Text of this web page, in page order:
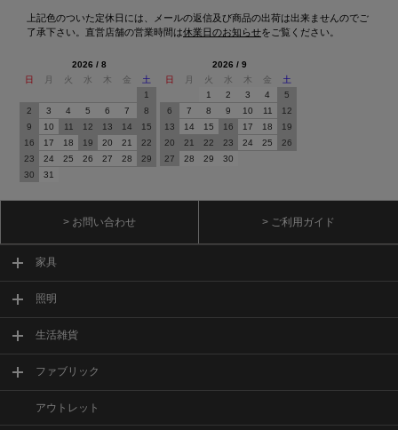
上記色のついた定休日には、メールの返信及び商品の出荷は出来ませんのでご
了承下さい。直営店舗の営業時間は休業日のお知らせをご覧ください。
2026 / 8
日
月 火 水 木 金
土
1
2
3 4 5 6 7
8
9
10 11 12 13 14
15
16
17 18 19 20 21
22
23
24 25 26 27 28
29
30
31
2026 / 9
日
月 火 水 木 金
土
1
2 3 4
5
6
7 8 9 10 11
12
13
14 15 16 17 18
19
20
21 22 23 24 25
26
27
28 29 30
> お問い合わせ > ご利用ガイド
家具
照明
生活雑貨
ファブリック
アウトレット